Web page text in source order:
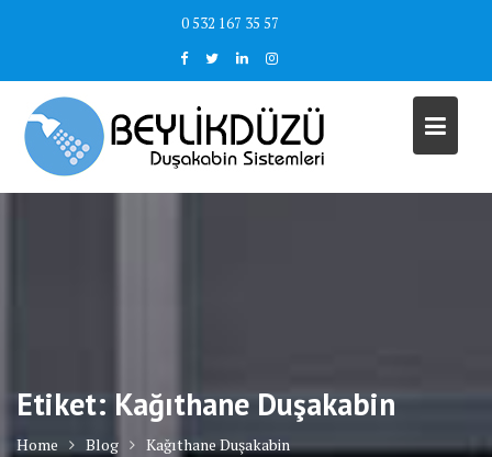
0 532 167 35 57
Etiket: Kağıthane Duşakabin
Home Blog Kağıthane Duşakabin